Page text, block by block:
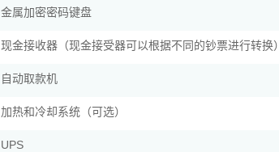
金属加密密码键盘
现金接收器（现金接受器可以根据不同的钞票进行转换）
自动取款机
加热和冷却系统（可选）
UPS